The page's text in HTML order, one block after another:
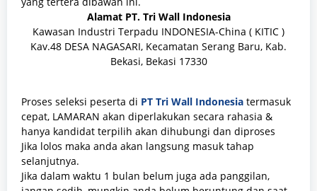
Alamat PT. Tri Wall Indonesia
Kawasan Industri Terpadu INDONESIA-China ( KITIC )
Kav.48 DESA NAGASARI, Kecamatan Serang Baru, Kab.
Bekasi, Bekasi 17330
Proses seleksi peserta di PT Tri Wall Indonesia termasuk
cepat, LAMARAN akan diperlakukan secara rahasia &
hanya kandidat terpilih akan dihubungi dan diproses
Jika lolos maka anda akan langsung masuk tahap
selanjutnya.
Jika dalam waktu 1 bulan belum juga ada panggilan,